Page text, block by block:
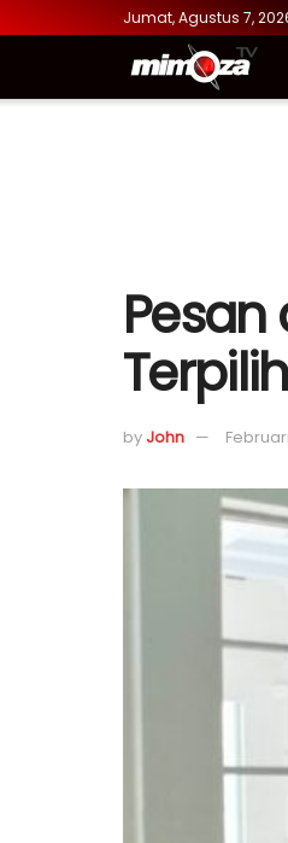
Jumat, Agustus 7,
Terpilih
byJohn